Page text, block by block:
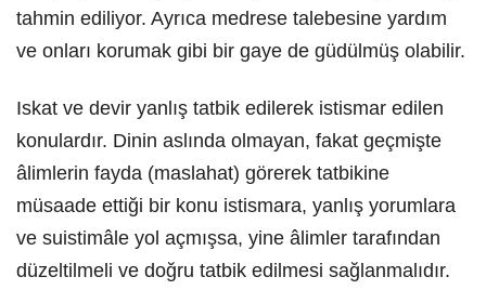
tahmin ediliyor. Ayrıca medrese talebesine yardım
ve onları korumak gibi bir gaye de güdülmüş olabilir.
Iskat ve devir yanlış tatbik edilerek istismar edilen
konulardır. Dinin aslında olmayan, fakat geçmişte
âlimlerin fayda (maslahat) görerek tatbikine
müsaade ettiği bir konu istismara, yanlış yorumlara
ve suistimâle yol açmışsa, yine âlimler tarafından
düzeltilmeli ve doğru tatbik edilmesi sağlanmalıdır.